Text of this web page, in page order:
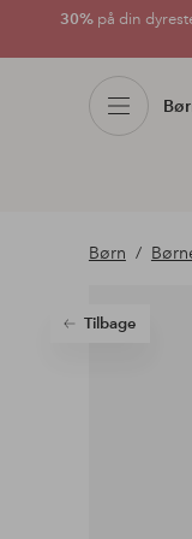
30% på din
Børn
Tilbage